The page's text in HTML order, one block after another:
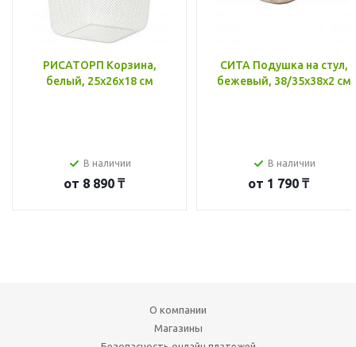
РИСАТОРП Корзина,
белый, 25x26x18 см
В наличии
от 8 890 ₸
СИТА Подушка на стул,
бежевый, 38/35x38x2 см
В наличии
от 1 790 ₸
О компании
Магазины